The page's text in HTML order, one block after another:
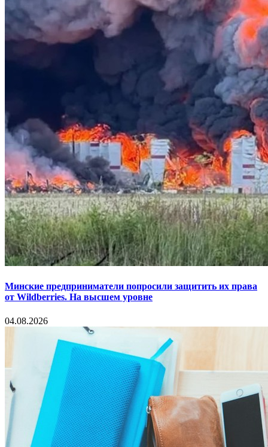
Минские предприниматели попросили защитить их права
от Wildberries. На высшем уровне
04.08.2026